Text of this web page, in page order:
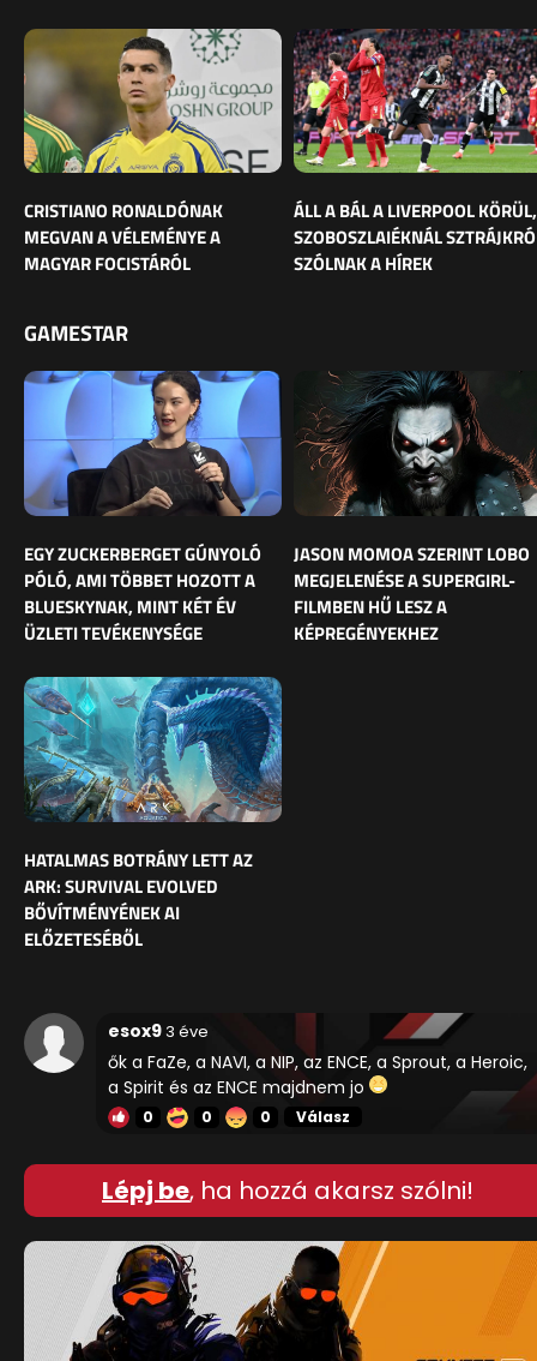
CRISTIANO RONALDÓNAK
MEGVAN A VÉLEMÉNYE A
MAGYAR FOCISTÁRÓL
ÁLL A BÁL A LIVERPOOL KÖRÜL,
SZOBOSZLAIÉKNÁL
SZÓLNAK A HÍREK
GAMESTAR
EGY ZUCKERBERGET GÚNYOLÓ
PÓLÓ, AMI TÖBBET HOZOTT A
BLUESKYNAK, MINT KÉT ÉV
ÜZLETI TEVÉKENYSÉGE
JASON MOMOA SZERINT LOBO
MEGJELENÉSE A SUPERGIRL-
FILMBEN HŰ LESZ A
KÉPREGÉNYEKHEZ
HATALMAS BOTRÁNY LETT AZ
ARK: SURVIVAL EVOLVED
BŐVÍTMÉNYÉNEK AI
ELŐZETESÉBŐL
esox93 éve
ők a FaZe, a NAVI, a NIP, az ENCE, a Sprout, a Heroic,
a Spirit és az ENCE majdnem jo
0 0 0 Válasz
Lépj be, ha hozzá akarsz szólni!